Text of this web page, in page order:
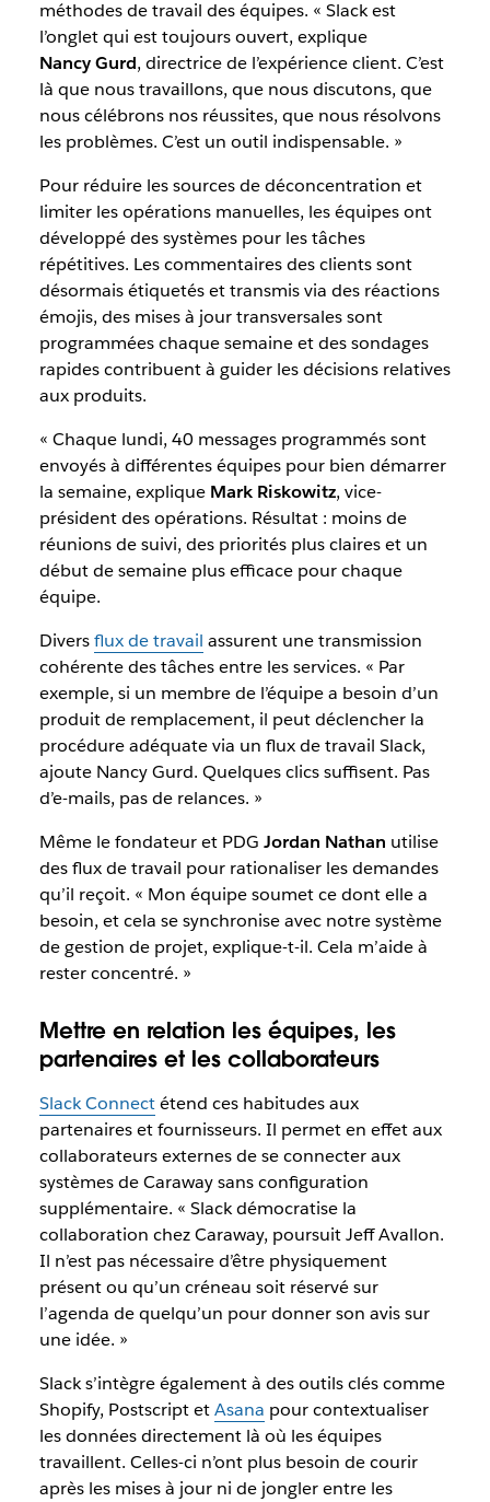
méthodes de travail des équipes. « Slack est
l’onglet qui est toujours ouvert, explique
Nancy Gurd, directrice de l’expérience client. C’est
là que nous travaillons, que nous discutons, que
nous célébrons nos réussites, que nous résolvons
les problèmes. C’est un outil indispensable. »
Pour réduire les sources de déconcentration et
limiter les opérations manuelles, les équipes ont
développé des systèmes pour les tâches
répétitives. Les commentaires des clients sont
désormais étiquetés et transmis via des réactions
émojis, des mises à jour transversales sont
programmées chaque semaine et des sondages
rapides contribuent à guider les décisions relatives
aux produits.
« Chaque lundi, 40 messages programmés sont
envoyés à différentes équipes pour bien démarrer
la semaine, explique Mark Riskowitz, vice-
président des opérations. Résultat : moins de
réunions de suivi, des priorités plus claires et un
début de semaine plus efficace pour chaque
équipe.
Diversflux de travail assurent une transmission
cohérente des tâches entre les services. « Par
exemple, si un membre de l’équipe a besoin d’un
produit de remplacement, il peut déclencher la
procédure adéquate via un flux de travail Slack,
ajoute Nancy Gurd. Quelques clics suffisent. Pas
d’e-mails, pas de relances. »
Même le fondateur et PDG Jordan Nathan utilise
des flux de travail pour rationaliser les demandes
qu’il reçoit. « Mon équipe soumet ce dont elle a
besoin, et cela se synchronise avec notre système
de gestion de projet, explique-t-il. Cela m’aide à
rester concentré. »
Mettre en relation les équipes, les
partenaires et les collaborateurs
Slack Connectétend ces habitudes aux
partenaires et fournisseurs. Il permet en effet aux
collaborateurs externes de se connecter aux
systèmes de Caraway sans configuration
supplémentaire. « Slack démocratise la
collaboration chez Caraway, poursuit Jeff Avallon.
Il n’est pas nécessaire d’être physiquement
présent ou qu’un créneau soit réservé sur
l’agenda de quelqu’un pour donner son avis sur
une idée. »
Slack s’intègre également à des outils clés comme
Shopify, Postscript etAsana pour contextualiser
les données directement là où les équipes
travaillent. Celles-ci n’ont plus besoin de courir
après les mises à jour ni de jongler entre les